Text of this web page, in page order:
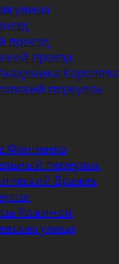
улица
проезд
проезд
Королёва
переулок
Фонченко
переулок
Вражек
Кожиной
улица